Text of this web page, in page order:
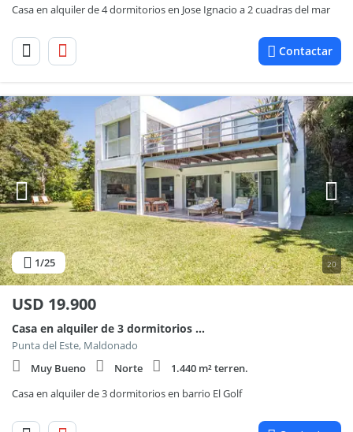
Casa en alquiler de 4 dormitorios en Jose Ignacio a 2 cuadras del mar
Contactar
1/25 20
USD 19.900
Casa en alquiler de 3 dormitorios en barrio El Golf 100
Punta del Este, Maldonado
Muy Bueno
Norte
1.440 m² terren.
Casa en alquiler de 3 dormitorios en barrio El Golf